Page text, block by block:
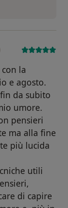
la
e agosto.
da subito
umore.
pensieri
ma alla fine
più lucida
utili
di capire